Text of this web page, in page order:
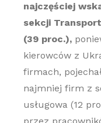
najczęściej
sekcji
(39 proc.),
kierowców z
firmach,
najmniej firm z
usługowa (12